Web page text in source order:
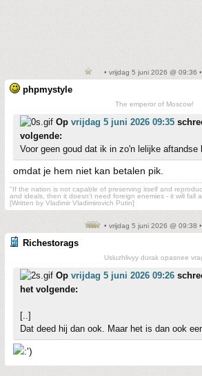
• vrijdag 5 juni 2026 @ 09:36
phpmystyle
The emperor of Moscow!
Op vrijdag 5 juni 2026 09:35
volgende:
Voor geen goud dat ik in zo'n lelijke aftandse
omdat je hem niet kan betalen pik.
"If the nation is not capable of preserving itself and
and ideals, then it doesn't need foreign enemies - it will fall
[Written by Vladimir Vladimirovich Putin]
• vrijdag 5 juni 2026 @ 09:38
Richestorags
Usluzhlivyy durak opasnee
Op vrijdag 5 juni 2026 09:26
het volgende:
[..]
Dat deed hij dan ook. Maar het is dan ook